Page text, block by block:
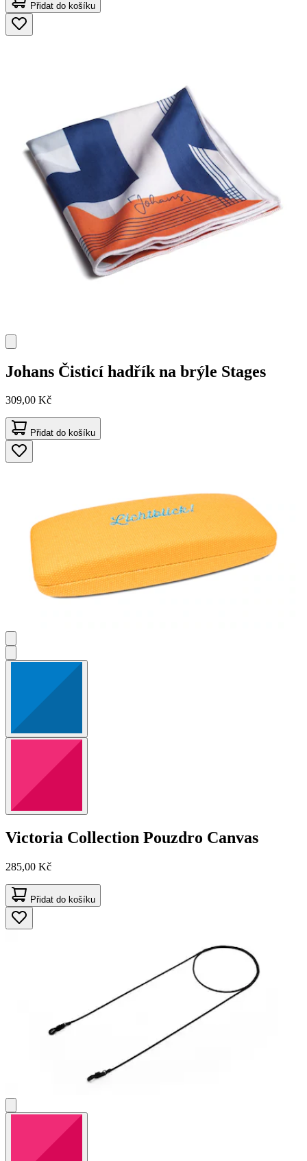
Přidat do košíku
Johans Čisticí hadřík na brýle Stages
309,00 Kč
Přidat do košíku
Victoria Collection Pouzdro Canvas
285,00 Kč
Přidat do košíku